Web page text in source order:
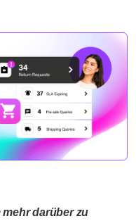
mehr darüber zu